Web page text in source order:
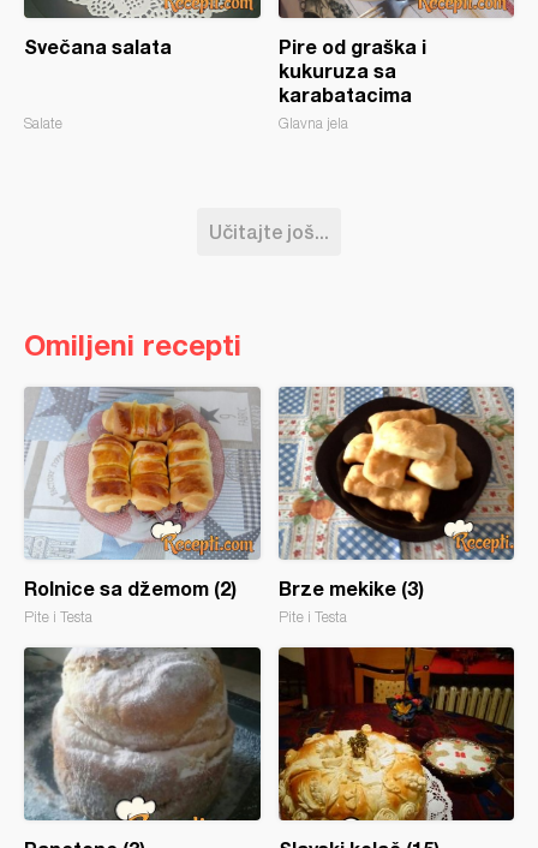
Svečana salata
Salate
Pire od graška i
kukuruza sa
karabatacima
Glavna jela
Učitajte još...
Omiljeni recepti
Rolnice sa džemom (2)
Pite i Testa
Brze mekike (3)
Pite i Testa